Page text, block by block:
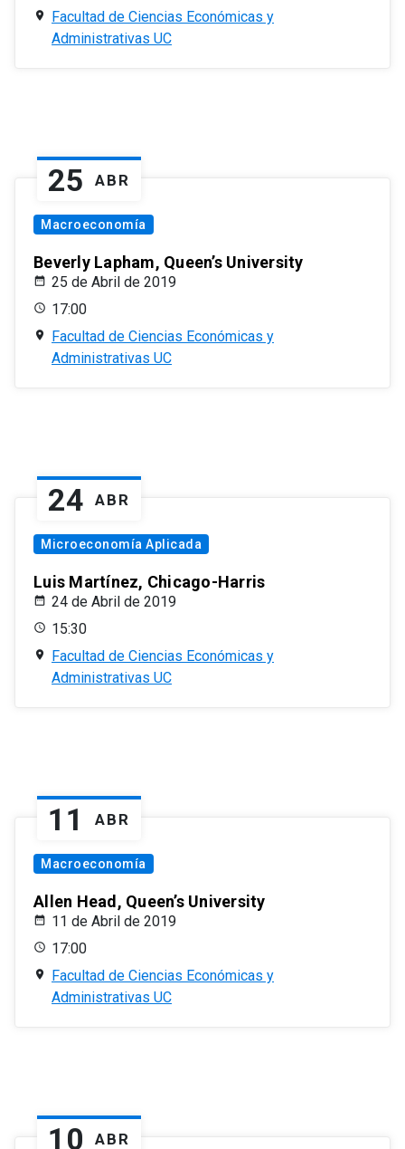
Facultad de Ciencias Económicas y
Administrativas UC
25 ABR
Macroeconomía
Beverly Lapham, Queen’s University
25 de Abril de 2019
17:00
Facultad de Ciencias Económicas y
Administrativas UC
24 ABR
Microeconomía Aplicada
Luis Martínez, Chicago-Harris
24 de Abril de 2019
15:30
Facultad de Ciencias Económicas y
Administrativas UC
11 ABR
Macroeconomía
Allen Head, Queen’s University
11 de Abril de 2019
17:00
Facultad de Ciencias Económicas y
Administrativas UC
10 ABR